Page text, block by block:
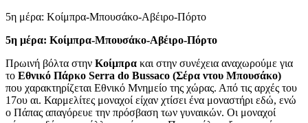
5η μέρα: Κοίμπρα-Μπουσάκο-Αβέιρο-Πόρτο
5η μέρα: Κοίμπρα-Μπουσάκο-Αβέιρο-Πόρτο
Πρωινή βόλτα στην Κοίμπρα και στην συνέχεια αναχωρούμε για
το Εθνικό Πάρκο Serra do Bussaco (Σέρα ντου Μπουσάκο)
που χαρακτηρίζεται Εθνικό Μνημείο της χώρας. Από τις αρχές του
17ου αι. Καρμελίτες μοναχοί είχαν χτίσει ένα μοναστήρι εδώ, ενώ
ο Πάπας απαγόρευε την πρόσβαση των γυναικών. Οι μοναχοί